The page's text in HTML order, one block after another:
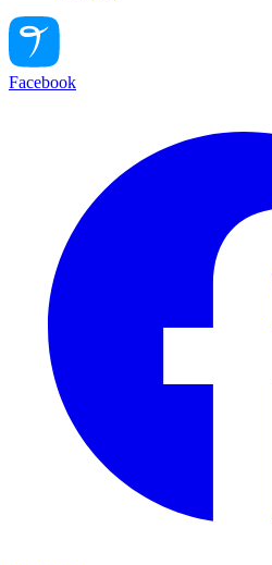
Facebook